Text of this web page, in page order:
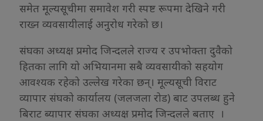
समेत मूल्यसूचीमा समावेश गरी स्पष्ट रूपमा देखिने गरी
राख्न व्यवसायीलाई अनुरोध गरेको छ।
संघका अध्यक्ष प्रमोद जिन्दलले राज्य र उपभोक्ता दुवैको
हितका लागि यो अभियानमा सबै व्यवसायीको सहयोग
आवश्यक रहेको उल्लेख गरेका छन्। मूल्यसूची विराट
व्यापार संघको कार्यालय (जलजला रोड) बाट उपलब्ध हुने
बिराट ब्यापार संघका अध्यक्ष प्रमोद जिन्दलले बताए ।